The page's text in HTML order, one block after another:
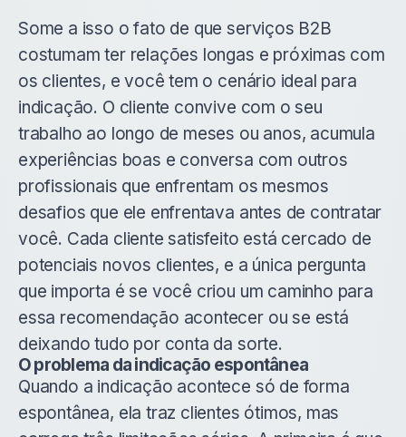
Some a isso o fato de que serviços B2B
costumam ter relações longas e próximas com
os clientes, e você tem o cenário ideal para
indicação. O cliente convive com o seu
trabalho ao longo de meses ou anos, acumula
experiências boas e conversa com outros
profissionais que enfrentam os mesmos
desafios que ele enfrentava antes de contratar
você. Cada cliente satisfeito está cercado de
potenciais novos clientes, e a única pergunta
que importa é se você criou um caminho para
essa recomendação acontecer ou se está
deixando tudo por conta da sorte.
O problema da indicação espontânea
Quando a indicação acontece só de forma
espontânea, ela traz clientes ótimos, mas